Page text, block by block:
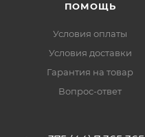
ПОМОЩЬ
Условия оплаты
Условия доставки
Гарантия на товар
Вопрос-ответ